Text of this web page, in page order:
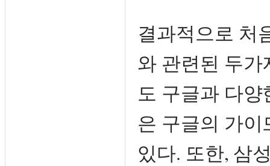
결과적으로 처
와 관련된 두
도 구글과 다양
은 구글의 가
있다. 또한, 삼